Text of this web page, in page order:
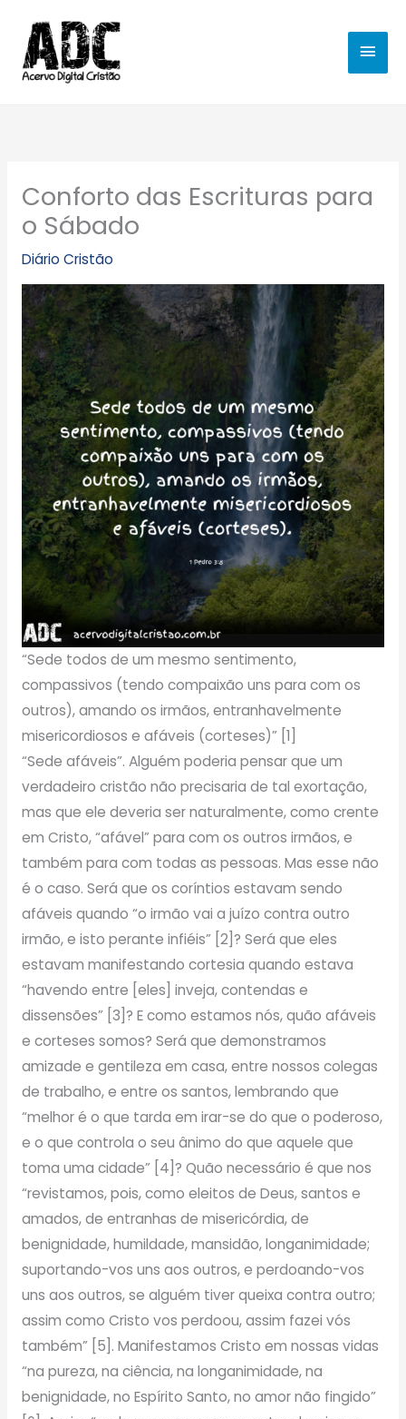
para
conteúdo
Conforto das Escrituras para
o Sábado
Diário Cristão
“Sede todos de um mesmo sentimento,
compassivos (tendo compaixão uns para com os
outros), amando os irmãos, entranhavelmente
misericordiosos e afáveis (corteses)” [1]
“Sede afáveis”. Alguém poderia pensar que um
verdadeiro cristão não precisaria de tal exortação,
mas que ele deveria ser naturalmente, como crente
em Cristo, “afável” para com os outros irmãos, e
também para com todas as pessoas. Mas esse não
é o caso. Será que os coríntios estavam sendo
afáveis quando “o irmão vai a juízo contra outro
irmão, e isto perante infiéis” [2]? Será que eles
estavam manifestando cortesia quando estava
“havendo entre [eles] inveja, contendas e
dissensões” [3]? E como estamos nós, quão afáveis
e corteses somos? Será que demonstramos
amizade e gentileza em casa, entre nossos colegas
de trabalho, e entre os santos, lembrando que
“melhor é o que tarda em irar-se do que o poderoso,
e o que controla o seu ânimo do que aquele que
toma uma cidade” [4]? Quão necessário é que nos
“revistamos, pois, como eleitos de Deus, santos e
amados, de entranhas de misericórdia, de
benignidade, humildade, mansidão, longanimidade;
suportando-vos uns aos outros, e perdoando-vos
uns aos outros, se alguém tiver queixa contra outro;
assim como Cristo vos perdoou, assim fazei vós
também” [5]. Manifestamos Cristo em nossas vidas
“na pureza, na ciência, na longanimidade, na
benignidade, no Espírito Santo, no amor não fingido”